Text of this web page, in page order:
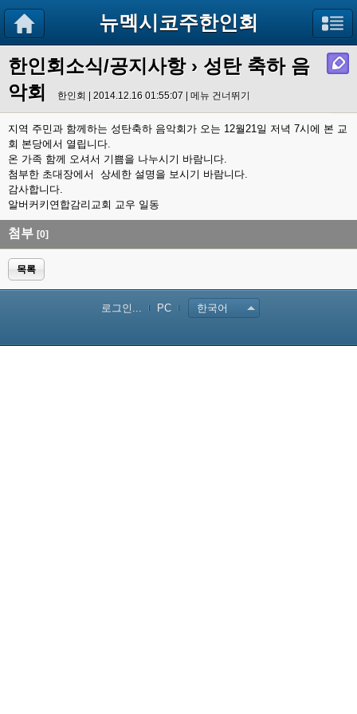
뉴멕시코주한인회
한인회소식/공지사항› 성탄 축하 음
악회
한인회 | 2014.12.16 01:55:07 | 메뉴 건너뛰기
지역 주민과 함께하는 성탄축하 음악회가 오는 12월21일 저녁 7시에 본 교
회 본당에서 열립니다.
온 가족 함께 오셔서 기쁨을 나누시기 바람니다.
첨부한 초대장에서 상세한 설명을 보시기 바람니다.
감사합니다.
알버커키연합감리교회 교우 일동
첨부 [0]
목록
로그인... PC 한국어